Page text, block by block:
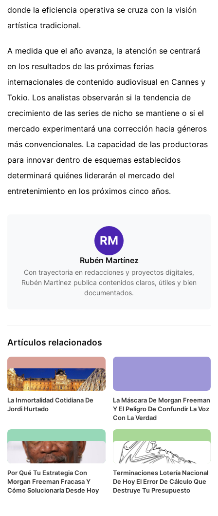
donde la eficiencia operativa se cruza con la visión
artística tradicional.
A medida que el año avanza, la atención se centrará
en los resultados de las próximas ferias
internacionales de contenido audiovisual en Cannes y
Tokio. Los analistas observarán si la tendencia de
crecimiento de las series de nicho se mantiene o si el
mercado experimentará una corrección hacia géneros
más convencionales. La capacidad de las productoras
para innovar dentro de esquemas establecidos
determinará quiénes liderarán el mercado del
entretenimiento en los próximos cinco años.
RM
Rubén Martínez
Con trayectoria en redacciones y proyectos digitales,
Rubén Martínez publica contenidos claros, útiles y bien
documentados.
Artículos relacionados
La Inmortalidad Cotidiana De
Jordi Hurtado
La Máscara De Morgan Freeman
Y El Peligro De Confundir La Voz
Con La Verdad
Por Qué Tu Estrategia Con
Morgan Freeman Fracasa Y
Cómo Solucionarla Desde Hoy
Terminaciones Lotería Nacional
De Hoy El Error De Cálculo Que
Destruye Tu Presupuesto